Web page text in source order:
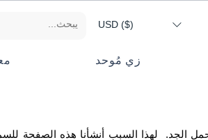
USD ($)
زي مُوحد